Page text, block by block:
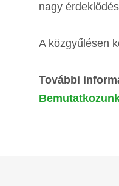
nagy
A közgyűlésen
További